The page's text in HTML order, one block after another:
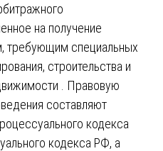
на получение
требующим специальных
строительства и
. Правовую
составляют
кодекса
кодекса РФ, а